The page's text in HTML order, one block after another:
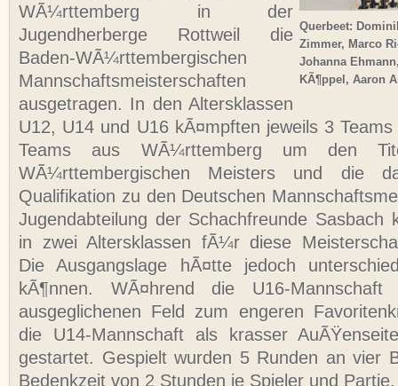
Querbeet:
Zimmer, Marco
Johanna
KÃ¶ppel, Aaron
WÃ¼rttemberg in der
Jugendherberge Rottweil die
Baden-WÃ¼rttembergischen
Mannschaftsmeisterschaften
ausgetragen. In den Altersklassen
U12, U14 und U16 kÃ¤mpften jeweils 3
Teams aus WÃ¼rttemberg um den
WÃ¼rttembergischen Meisters und die
Qualifikation zu den Deutschen
Jugendabteilung der Schachfreunde Sasbach
in zwei Altersklassen fÃ¼r diese
Die Ausgangslage hÃ¤tte jedoch
kÃ¶nnen. WÃ¤hrend die U16-
ausgeglichenen Feld zum engeren
die U14-Mannschaft als krasser
gestartet. Gespielt wurden 5 Runden an vier
Bedenkzeit von 2 Stunden je Spieler und Partie.